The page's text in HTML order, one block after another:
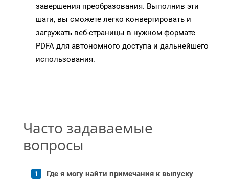
завершения преобразования. Выполнив эти
шаги, вы сможете легко конвертировать и
загружать веб-страницы в нужном формате
PDFA для автономного доступа и дальнейшего
использования.
Часто задаваемые
вопросы
Где я могу найти примечания к выпуску